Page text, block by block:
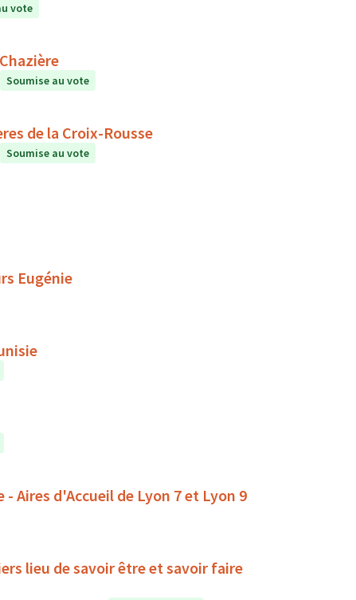
vote
Soumise au vote
de la Croix-Rousse
Soumise au vote
Eugénie
Aires d'Accueil de Lyon 7 et Lyon 9
lieu de savoir être et savoir faire